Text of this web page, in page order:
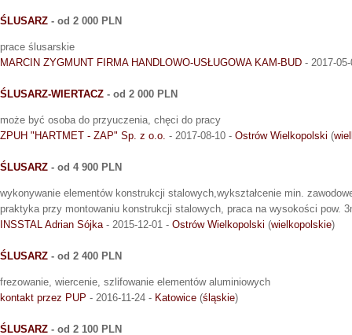
ŚLUSARZ - od 2 000 PLN
prace ślusarskie
MARCIN ZYGMUNT FIRMA HANDLOWO-USŁUGOWA KAM-BUD - 2017-
ŚLUSARZ-WIERTACZ - od 2 000 PLN
może być osoba do przyuczenia, chęci do pracy
ZPUH "HARTMET - ZAP" Sp. z o.o. - 2017-08-10 - Ostrów Wielkopolski (
ŚLUSARZ - od 4 900 PLN
wykonywanie elementów konstrukcji stalowych,wykształcenie min.
praktyka przy montowaniu konstrukcji stalowych, praca na wysokości pow.
INSSTAL Adrian Sójka- 2015-12-01 - Ostrów Wielkopolski (wielkopolskie)
ŚLUSARZ - od 2 400 PLN
frezowanie, wiercenie, szlifowanie elementów aluminiowych
kontakt przez PUP - 2016-11-24 - Katowice (śląskie)
ŚLUSARZ - od 2 100 PLN